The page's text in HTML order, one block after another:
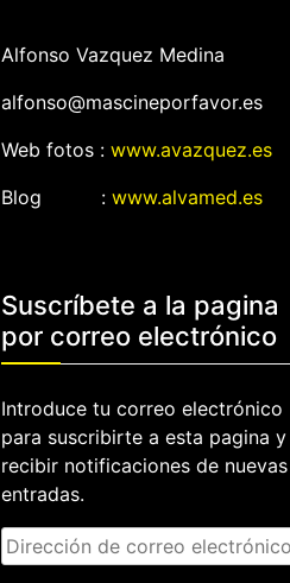
Alfonso Vazquez Medina
alfonso@mascineporfavor.es
Web fotos : www.avazquez.es
Blog : www.alvamed.es
Suscríbete a la pagina
por correo electrónico
Introduce tu correo electrónico
para suscribirte a esta pagina y
recibir notificaciones de nuevas
entradas.
Dirección
de